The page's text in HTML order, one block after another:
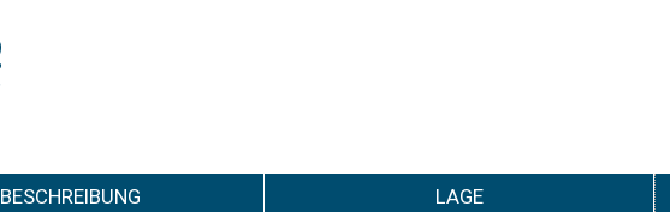
BESCHREIBUNG LAGE